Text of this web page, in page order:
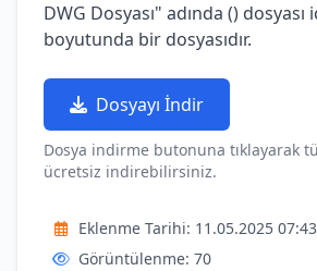
DWG Dosyası" adında () dosyası
boyutunda bir dosyasıdır.
Dosyayı İndir
Dosya indirme butonuna tıklayarak
ücretsiz indirebilirsiniz.
Eklenme Tarihi: 11.05.2025 07:43
Görüntülenme: 70